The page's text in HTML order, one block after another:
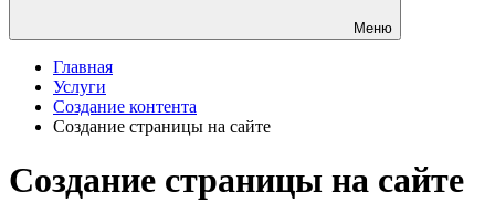
Меню
Главная
Услуги
Создание контента
Создание страницы на сайте
Создание страницы на сайте